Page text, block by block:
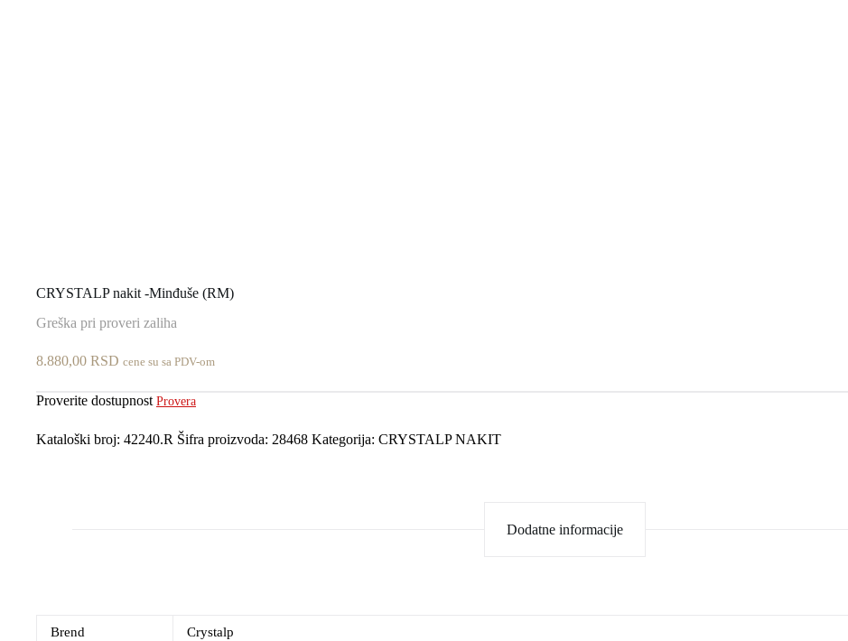
CRYSTALP nakit -Minđuše (RM)
Greška pri proveri zaliha
8.880,00 RSD cene su sa PDV-om
Proverite dostupnost Provera
Kataloški broj: 42240.R Šifra proizvoda: 28468 Kategorija: CRYSTALP NAKIT
Dodatne informacije
Brend Crystalp